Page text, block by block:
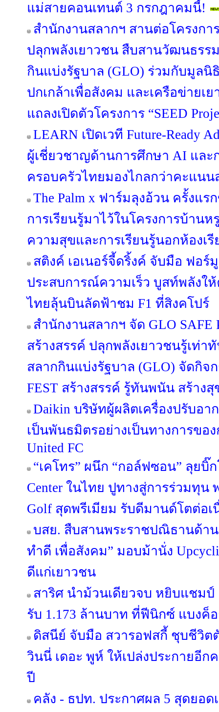
แม่สายคอนเทนต์ 3 กรกฎาคมนี้!
สำนักงานสลากฯ สานต่อโครงการ
ปลุกพลังเยาวชน สืบสานวัฒนธรร
กินแบ่งรัฐบาล (GLO) ร่วมกับมูล
ปกเกล้าเพื่อสังคม และเครือข่ายเย
แถลงเปิดตัวโครงการ “SEED
LEARN เปิดเวที Future-Ready
ผู้เชี่ยวชาญด้านการศึกษา AI แล
ครอบครัวไทยมองไกลกว่าคะแนน
The Palm x ฟาร์มลุงอ้วน ครั้งแ
การเรียนรู้มาไว้ในโครงการบ้านห
ความสุขและการเรียนรู้นอกห้องเรี
สติงค์ เอเนอร์จี้ดริ้งค์ จับมือ ฟอร์
ประสบการณ์ความเร็ว บูสท์พลัง
ไทยลุ้นบินลัดฟ้าชม F1 ที่สิงคโปร์
สำนักงานสลากฯ จัด GLO SAFE
สร้างสรรค์ ปลุกพลังเยาวชนรู้เท่
สลากกินแบ่งรัฐบาล (GLO) จัดกิจก
FEST สร้างสรรค์ รู้ทันพนัน สร้าง
Daikin บริษัทผู้ผลิตเครื่องปรับอา
เป็นพันธมิตรอย่างเป็นทางการขอ
United FC
“เคโทร” ผนึก “กอล์ฟซอน” ลุยบิ๊
Center ในไทย ปูทางสู่การร่วมทุน
Golf สุดพรีเมียม รับดีมานด์โตต่อเ
บสย. สืบสานพระราชปณิธานด้า
ทำดี เพื่อสังคม” มอบม้านั่ง
ดีแก่เยาวชน
สาริศ นำม้วนเดียวจบ หยิบแชมป์
รับ 1.173 ล้านบาท ที่ฟีนิกซ์ แบงค็
ดิสนีย์ จับมือ สวารอฟสกี้ ชุบชีวิต
วินนี่ เดอะ พูห์ ให้เปล่งประกายอีก
ปี
คลัง - ธปท. ประกาศผล 5 สุดยอด